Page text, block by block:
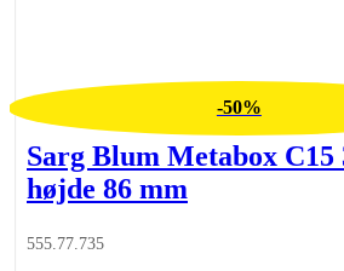
-50%
Sarg Blum Metabox C15
højde 86 mm
555.77.735